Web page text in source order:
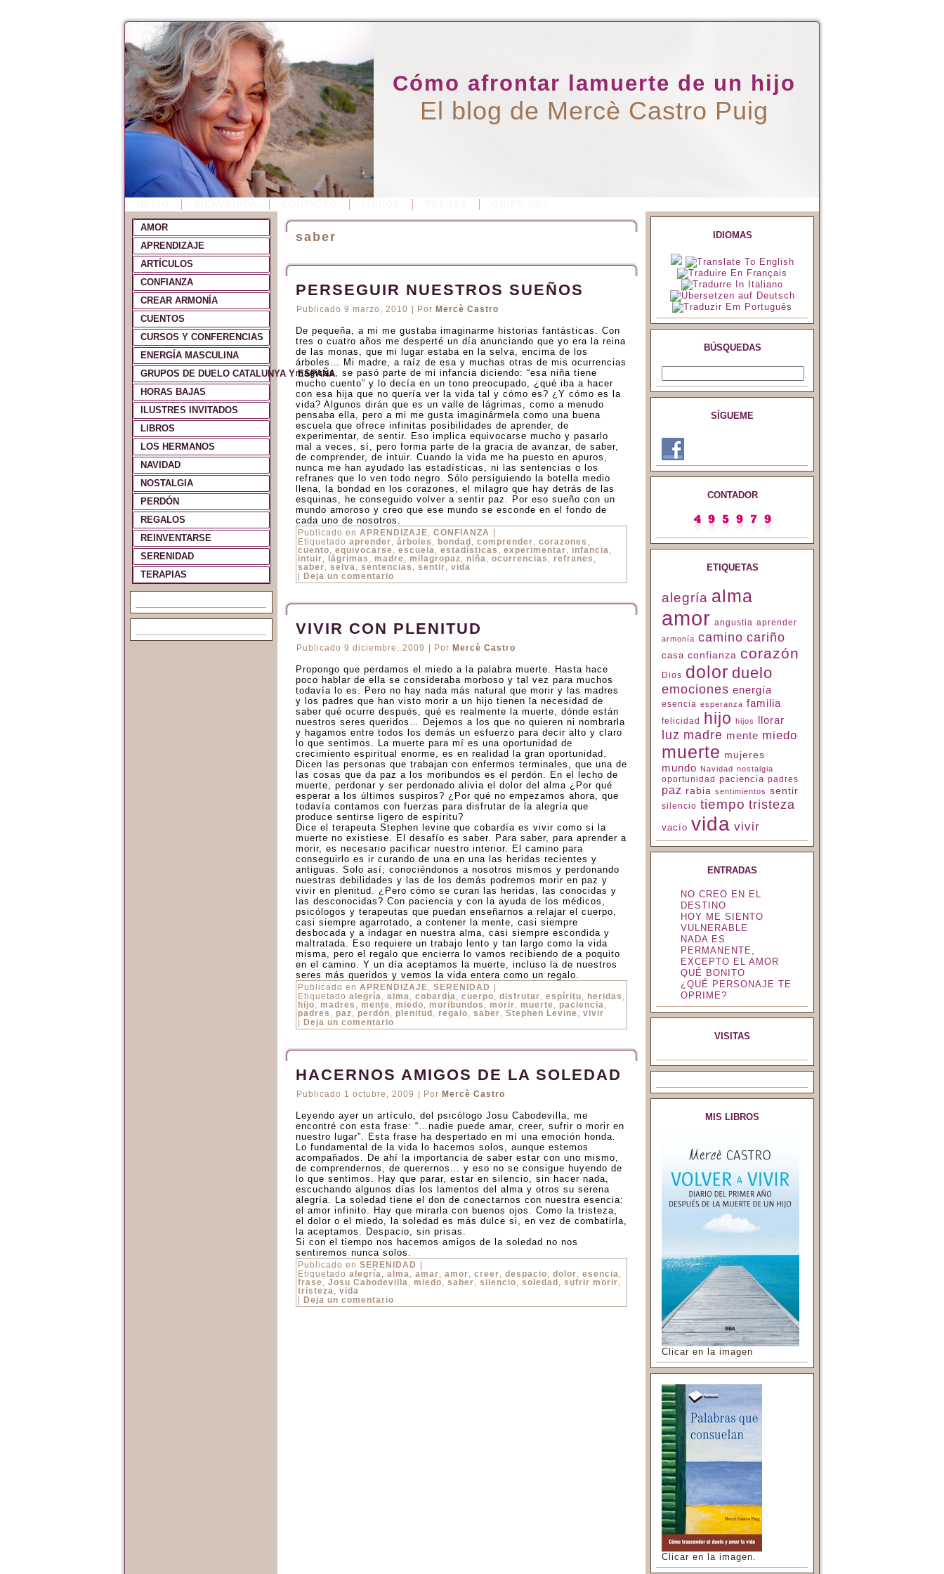
Cómo afrontar lamuerte de un hijo
El blog de Mercè Castro Puig
AMOR
APRENDIZAJE
ARTÍCULOS
CONFIANZA
CREAR ARMONÍA
CUENTOS
CURSOS Y CONFERENCIAS
ENERGÍA MASCULINA
GRUPOS DE DUELO CATALUNYA Y ESPAÑA
HORAS BAJAS
ILUSTRES INVITADOS
LIBROS
LOS HERMANOS
NAVIDAD
NOSTALGIA
PERDÓN
REGALOS
REINVENTARSE
SERENIDAD
TERAPIAS
saber
PERSEGUIR NUESTROS SUEÑOS
Publicado 9 marzo, 2010 Por Mercè Castro
De pequeña, a mi me gustaba imaginarme historias fantásticas. Con
tres o cuatro años me desperté un día anunciando que yo era la reina
de las monas, que mi lugar estaba en la selva, encima de los
árboles… Mi madre, a raíz de esa y muchas otras de mis ocurrencias
mágicas, se pasó parte de mi infancia diciendo: “esa niña tiene
mucho cuento” y lo decía en un tono preocupado, ¿qué iba a hacer
con esa hija que no quería ver la vida tal y cómo es? ¿Y cómo es la
vida? Algunos dirán que es un valle de lágrimas, como a menudo
pensaba ella, pero a mi me gusta imaginármela como una buena
escuela que ofrece infinitas posibilidades de aprender, de
experimentar, de sentir. Eso implica equivocarse mucho y pasarlo
mal a veces, sí, pero forma parte de la gracia de avanzar, de saber,
de comprender, de intuir. Cuando la vida me ha puesto en apuros,
nunca me han ayudado las estadísticas, ni las sentencias o los
refranes que lo ven todo negro. Sólo persiguiendo la botella medio
llena, la bondad en los corazones, el milagro que hay detrás de las
esquinas, he conseguido volver a sentir paz. Por eso sueño con un
mundo amoroso y creo que ese mundo se esconde en el fondo de
cada uno de nosotros.
Publicado en APRENDIZAJE, CONFIANZA
Etiquetado aprender, árboles , bondad , comprender, corazones ,
cuento, equivocarse, escuela, estadísticas , experimentar, infancia,
intuir, lágrimas , madre, milagropaz, niña, ocurrencias , refranes ,
saber, selva, sentencias , sentir, vida
Deja un comentario
VIVIR CON PLENITUD
Publicado 9 diciembre, 2009 Por Mercè Castro
Propongo que perdamos el miedo a la palabra muerte. Hasta hace
poco hablar de ella se consideraba morboso y tal vez para muchos
todavía lo es. Pero no hay nada más natural que morir y las madres
y los padres que han visto morir a un hijo tienen la necesidad de
saber qué ocurre después, qué es realmente la muerte, dónde están
nuestros seres queridos… Dejemos a los que no quieren ni nombrarla
y hagamos entre todos los demás un esfuerzo para decir alto y claro
lo que sentimos. La muerte para mí es una oportunidad de
crecimiento espiritual enorme, es en realidad la gran oportunidad.
Dicen las personas que trabajan con enfermos terminales, que una de
las cosas que da paz a los moribundos es el perdón. En el lecho de
muerte, perdonar y ser perdonado alivia el dolor del alma ¿Por qué
esperar a los últimos suspiros? ¿Por qué no empezamos ahora, que
todavía contamos con fuerzas para disfrutar de la alegría que
produce sentirse ligero de espíritu?
Dice el terapeuta Stephen levine que cobardía es vivir como si la
muerte no existiese. El desafío es saber. Para saber, para aprender a
morir, es necesario pacificar nuestro interior. El camino para
conseguirlo es ir curando de una en una las heridas recientes y
antiguas. Solo así, conociéndonos a nosotros mismos y perdonando
nuestras debilidades y las de los demás podremos morir en paz y
vivir en plenitud. ¿Pero cómo se curan las heridas, las conocidas y
las desconocidas? Con paciencia y con la ayuda de los médicos,
psicólogos y terapeutas que puedan enseñarnos a relajar el cuerpo,
casi siempre agarrotado, a contener la mente, casi siempre
desbocada y a indagar en nuestra alma, casi siempre escondida y
maltratada. Eso requiere un trabajo lento y tan largo como la vida
misma, pero el regalo que encierra lo vamos recibiendo de a poquito
en el camino. Y un día aceptamos la muerte, incluso la de nuestros
seres más queridos y vemos la vida entera como un regalo.
Publicado en APRENDIZAJE, SERENIDAD
Etiquetado alegría, alma, cobardía, cuerpo, disfrutar, espíritu, heridas ,
hijo, madres , mente, miedo, moribundos , morir, muerte, paciencia,
padres , paz, perdón, plenitud , regalo, saber, Stephen Levine, vivir
Deja un comentario
HACERNOS AMIGOS DE LA SOLEDAD
Publicado 1 octubre, 2009 Por Mercè Castro
Leyendo ayer un artículo, del psicólogo Josu Cabodevilla, me
encontré con esta frase: “…nadie puede amar, creer, sufrir o morir en
nuestro lugar”. Esta frase ha despertado en mí una emoción honda.
Lo fundamental de la vida lo hacemos solos, aunque estemos
acompañados. De ahí la importancia de saber estar con uno mismo,
de comprendernos, de querernos… y eso no se consigue huyendo de
lo que sentimos. Hay que parar, estar en silencio, sin hacer nada,
escuchando algunos días los lamentos del alma y otros su serena
alegría. La soledad tiene el don de conectarnos con nuestra esencia:
el amor infinito. Hay que mirarla con buenos ojos. Como la tristeza,
el dolor o el miedo, la soledad es más dulce si, en vez de combatirla,
la aceptamos. Despacio, sin prisas.
Si con el tiempo nos hacemos amigos de la soledad no nos
sentiremos nunca solos.
Publicado en SERENIDAD
Etiquetado alegría, alma, amar, amor, creer, despacio, dolor, esencia,
frase, Josu Cabodevilla, miedo, saber, silencio, soledad , sufrir morir,
tristeza, vida
Deja un comentario
IDIOMAS
BÚSQUEDAS
SÍGUEME
CONTADOR
ETIQUETAS
alegría alma
amor angustia aprender
armonía camino cariño
casa confianza corazón
Dios dolor duelo
emociones energía
esencia esperanza familia
felicidad hijo hijos llorar
luz madre mente miedo
muerte mujeres
mundo Navidad nostalgia
oportunidad
paciencia padres
paz rabia sentimientos sentir
silencio tiempo tristeza
vacío vida vivir
ENTRADAS
NO CREO EN EL
DESTINO
HOY ME SIENTO
VULNERABLE
NADA ES
PERMANENTE,
EXCEPTO EL AMOR
QUÉ BONITO
¿QUÉ PERSONAJE TE
OPRIME?
VISITAS
MIS LIBROS
Clicar en la imagen
Clicar en la imagen.